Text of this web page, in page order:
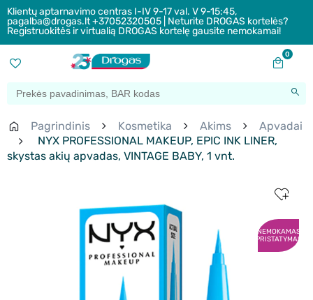
Klientų aptarnavimo centras I-IV 9-17 val. V 9-15:45,
pagalba@drogas.lt +37052320505 | Neturite DROGAS kortelės?
Registruokitės ir virtualią DROGAS kortelę gausite nemokamai!
0
Pagrindinis Kosmetika Akims
Apvadai
NYX PROFESSIONAL MAKEUP, EPIC INK LINER,
skystas akių apvadas, VINTAGE BABY, 1 vnt.
NEMOKAMAS
PRISTATYMAS